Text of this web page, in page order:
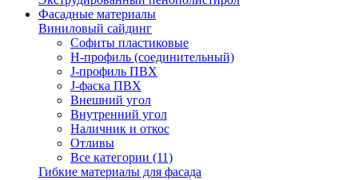
Фасадные материалы
Виниловый сайдинг
Cофиты пластиковые
H-профиль (соединительный)
J-профиль ПВХ
J-фаска ПВХ
Внешний угол
Внутренний угол
Наличник и откос
Отливы
Все категории (11)
Гибкие материалы для фасада